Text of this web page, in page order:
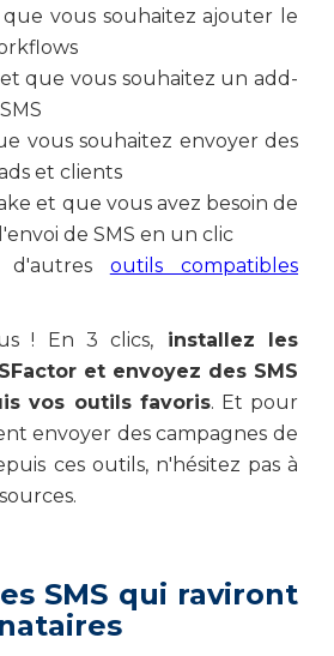
vous souhaitez ajouter le
que vous souhaitez un add-
vous souhaitez envoyer des
et clients
et que vous avez besoin de
de SMS en un clic
d'autres outils compatibles
! En 3 clics, installez les
et envoyez des SMS
vos outils favoris. Et pour
envoyer des campagnes de
ces outils, n'hésitez pas à
SMS qui raviront